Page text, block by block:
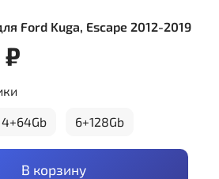
Ford Kuga, Escape 2012-2019
В корзину
4+64Gb 6+128Gb